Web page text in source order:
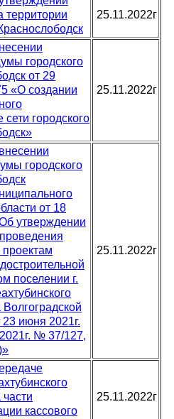
территории
25.11.2022г
городского
от 29
«О создании
городского
25.11.2022г
городского
от 18
утверждении
поселении г.
июня 2021г.
№ 37/127,
25.11.2022г
кассового
25.11.2022г